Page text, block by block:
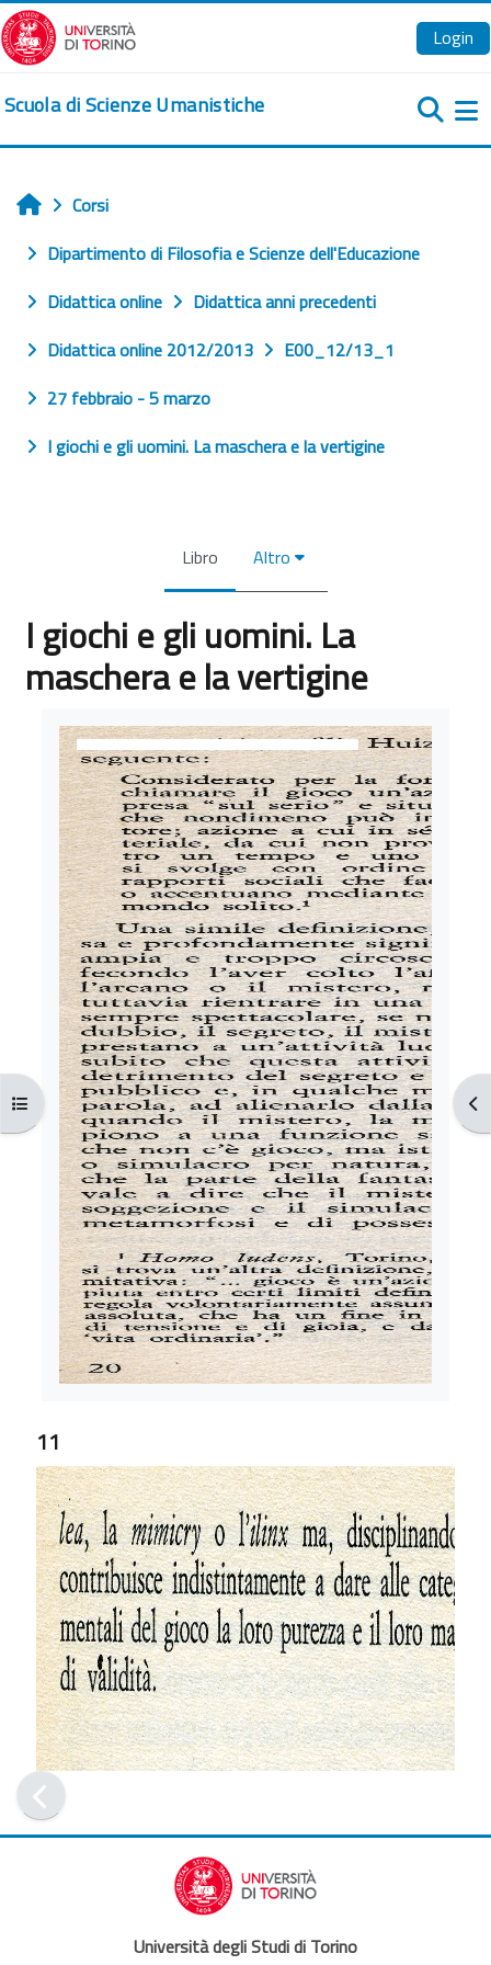
Vai al contenuto principale
Login
Scuola di Scienze Umanistiche
Apri indice del corso
Home
Corsi
Dipartimento di Filosofia e Scienze dell'Educazione
Didattica online
Didattica anni precedenti
Didattica online 2012/2013
E00_12/13_1
27 febbraio - 5 marzo
I giochi e gli uomini. La maschera e la vertigine
Libro Altro
I giochi e gli uomini. La
maschera e la vertigine
Aggregazione dei criteri
11
Università degli Studi di Torino